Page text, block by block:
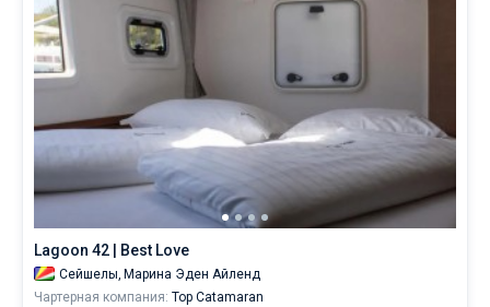
Lagoon 42 | Best Love
Сейшелы, Марина Эден Айленд
Чартерная компания: Top Catamaran